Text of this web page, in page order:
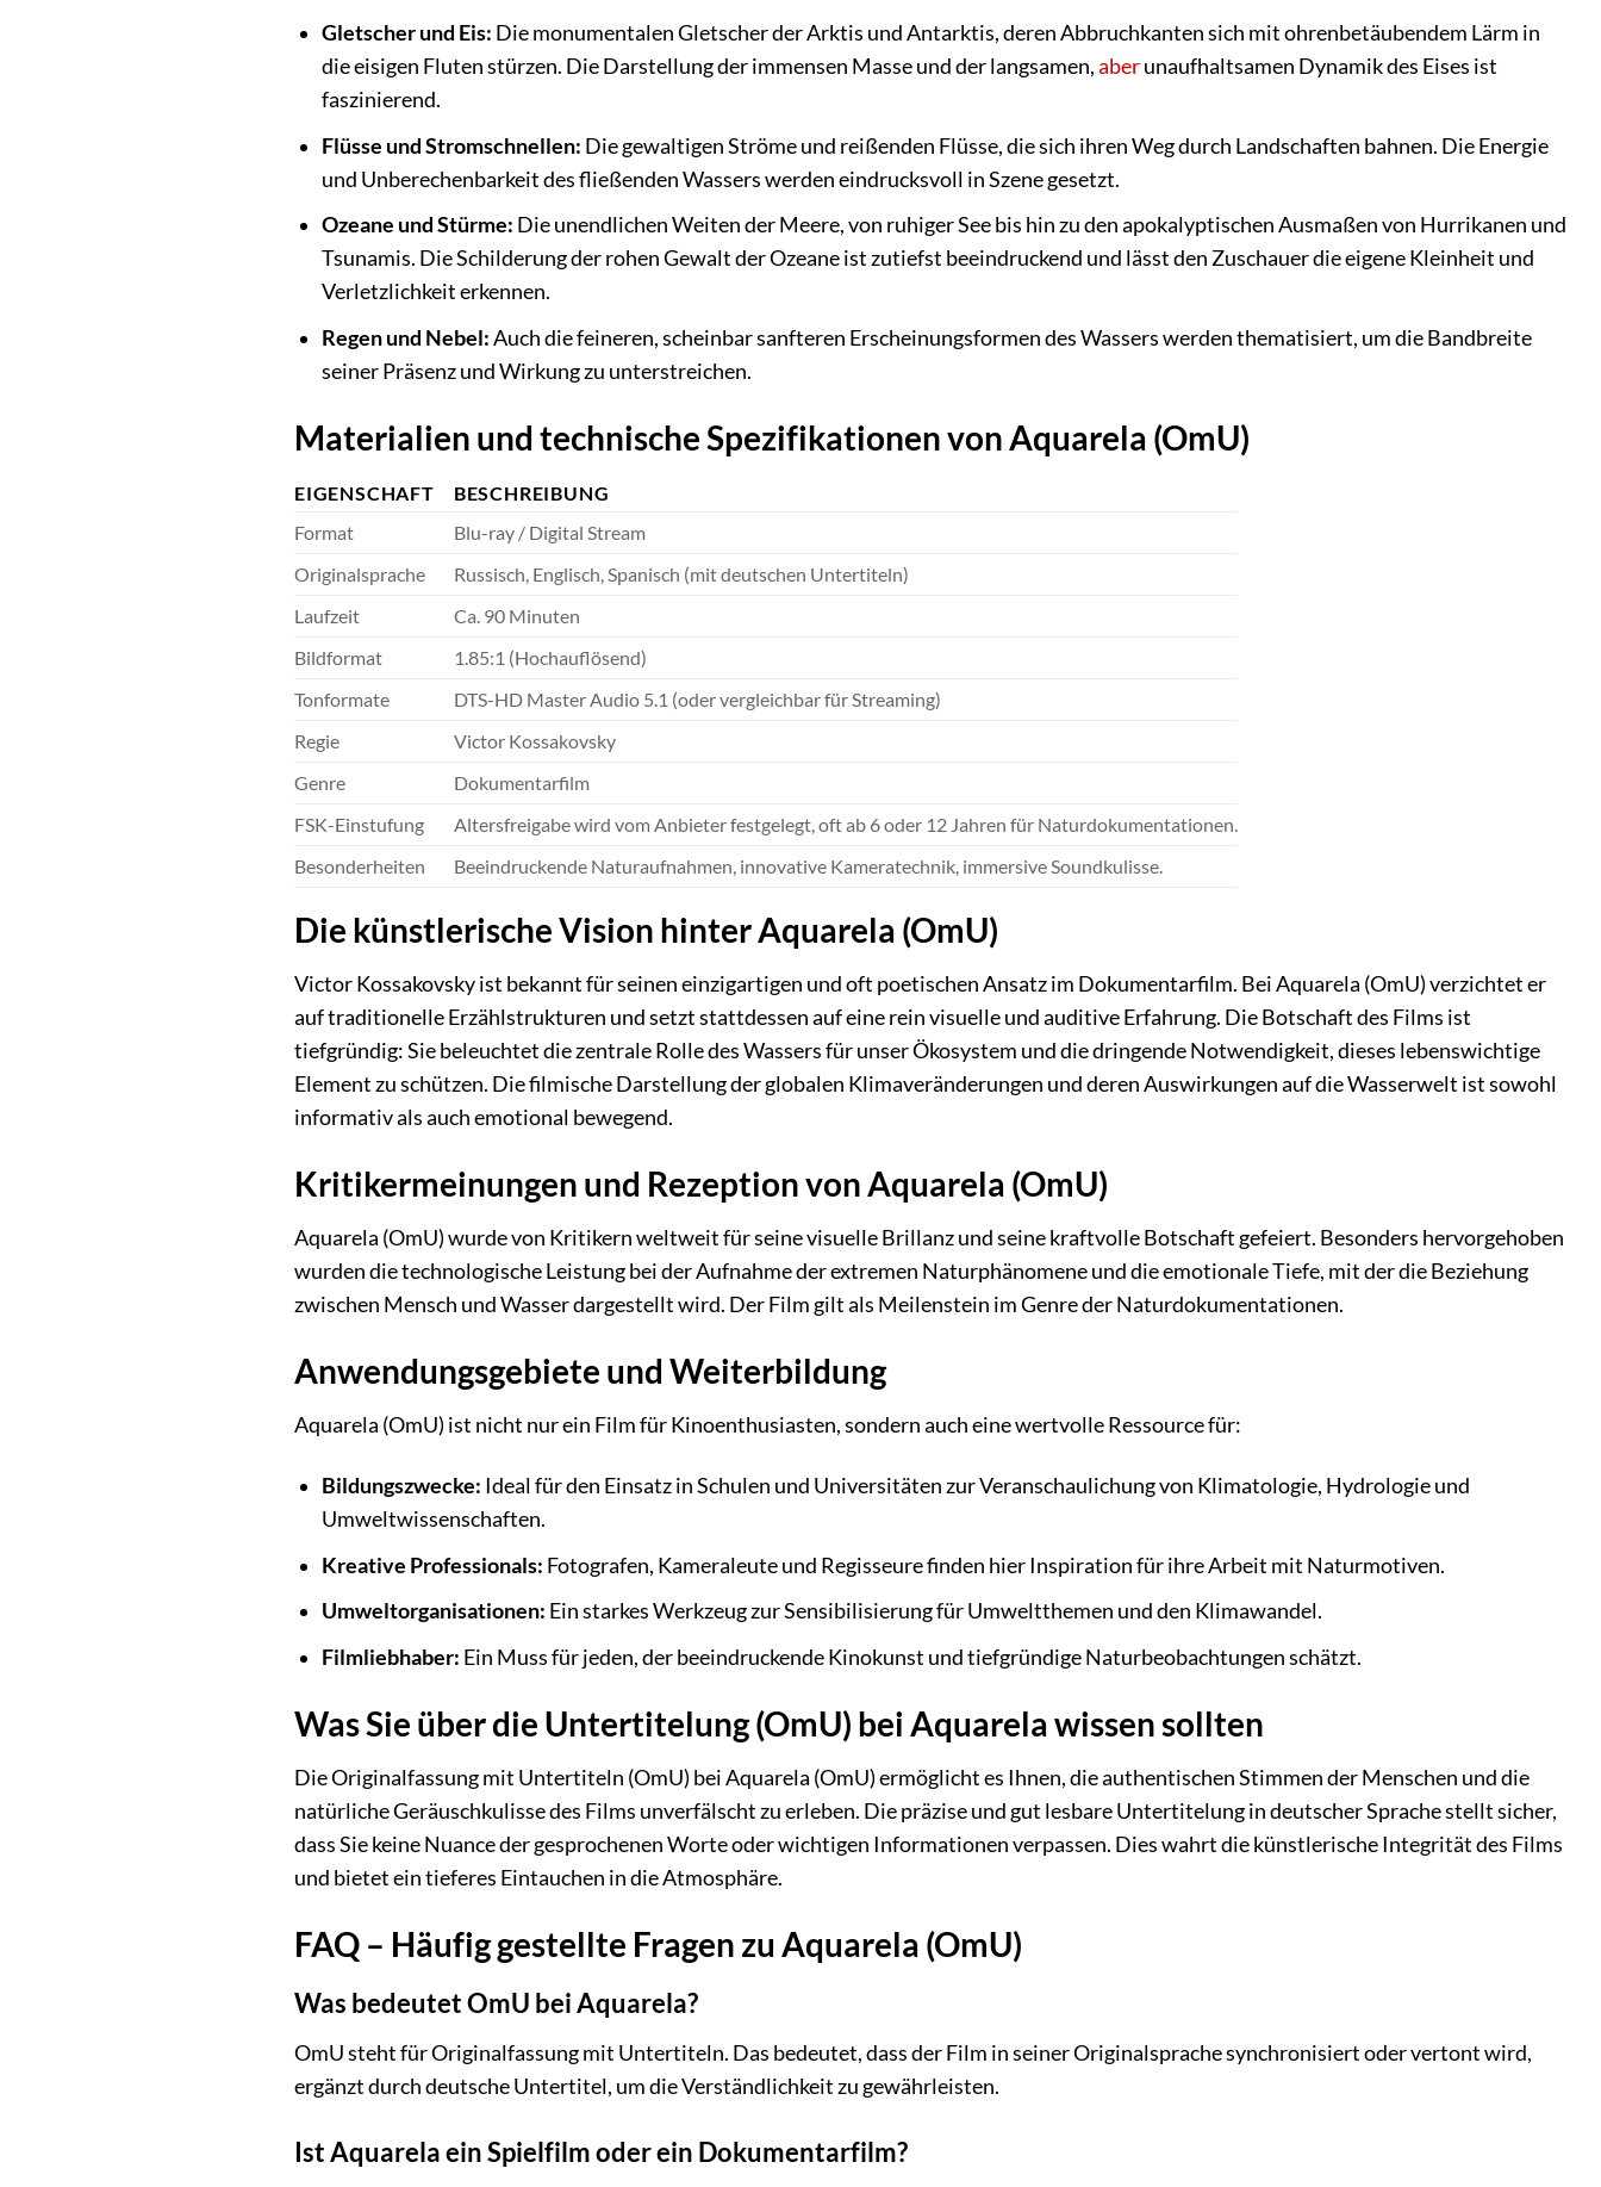
Gletscher und Eis: Die monumentalen Gletscher der Arktis und Antarktis, deren Abbruchkanten sich mit ohrenbetäubendem Lärm in
die eisigen Fluten stürzen. Die Darstellung der immensen Masse und der langsamen,aberunaufhaltsamen Dynamik des Eises ist
faszinierend.
Flüsse und Stromschnellen: Die gewaltigen Ströme und reißenden Flüsse, die sich ihren Weg durch Landschaften bahnen. Die Energie
und Unberechenbarkeit des fließenden Wassers werden eindrucksvoll in Szene gesetzt.
Ozeane und Stürme: Die unendlichen Weiten der Meere, von ruhiger See bis hin zu den apokalyptischen Ausmaßen von Hurrikanen und
Tsunamis. Die Schilderung der rohen Gewalt der Ozeane ist zutiefst beeindruckend und lässt den Zuschauer die eigene Kleinheit und
Verletzlichkeit erkennen.
Regen und Nebel:Auch die feineren, scheinbar sanfteren Erscheinungsformen des Wassers werden thematisiert, um die Bandbreite
seiner Präsenz und Wirkung zu unterstreichen.
Materialien und technische Spezifikationen von Aquarela (OmU)
EIGENSCHAFT
BESCHREIBUNG
Format
Blu-ray / Digital Stream
Originalsprache
Russisch, Englisch, Spanisch (mit deutschen Untertiteln)
Laufzeit
Ca. 90 Minuten
Bildformat
1.85:1 (Hochauflösend)
Tonformate
DTS-HD Master Audio 5.1 (oder vergleichbar für Streaming)
Regie
Victor Kossakovsky
Genre
Dokumentarfilm
FSK-Einstufung
Altersfreigabe wird vom Anbieter festgelegt, oft ab 6 oder 12 Jahren für Naturdokumentationen.
Besonderheiten
Beeindruckende Naturaufnahmen, innovative Kameratechnik, immersive Soundkulisse.
Die künstlerische Vision hinter Aquarela (OmU)
Victor Kossakovsky ist bekannt für seinen einzigartigen und oft poetischen Ansatz im Dokumentarfilm. Bei Aquarela (OmU) verzichtet er
auf traditionelle Erzählstrukturen und setzt stattdessen auf eine rein visuelle und auditive Erfahrung. Die Botschaft des Films ist
tiefgründig: Sie beleuchtet die zentrale Rolle des Wassers für unser Ökosystem und die dringende Notwendigkeit, dieses lebenswichtige
Element zu schützen. Die filmische Darstellung der globalen Klimaveränderungen und deren Auswirkungen auf die Wasserwelt ist sowohl
informativ als auch emotional bewegend.
Kritikermeinungen und Rezeption von Aquarela (OmU)
Aquarela (OmU) wurde von Kritikern weltweit für seine visuelle Brillanz und seine kraftvolle Botschaft gefeiert. Besonders hervorgehoben
wurden die technologische Leistung bei der Aufnahme der extremen Naturphänomene und die emotionale Tiefe, mit der die Beziehung
zwischen Mensch und Wasser dargestellt wird. Der Film gilt als Meilenstein im Genre der Naturdokumentationen.
Anwendungsgebiete und Weiterbildung
Aquarela (OmU) ist nicht nur ein Film für Kinoenthusiasten, sondern auch eine wertvolle Ressource für:
Bildungszwecke: Ideal für den Einsatz in Schulen und Universitäten zur Veranschaulichung von Klimatologie, Hydrologie und
Umweltwissenschaften.
Kreative Professionals: Fotografen, Kameraleute und Regisseure finden hier Inspiration für ihre Arbeit mit Naturmotiven.
Umweltorganisationen: Ein starkes Werkzeug zur Sensibilisierung für Umweltthemen und den Klimawandel.
Filmliebhaber: Ein Muss für jeden, der beeindruckende Kinokunst und tiefgründige Naturbeobachtungen schätzt.
Was Sie über die Untertitelung (OmU) bei Aquarela wissen sollten
Die Originalfassung mit Untertiteln (OmU) bei Aquarela (OmU) ermöglicht es Ihnen, die authentischen Stimmen der Menschen und die
natürliche Geräuschkulisse des Films unverfälscht zu erleben. Die präzise und gut lesbare Untertitelung in deutscher Sprache stellt sicher,
dass Sie keine Nuance der gesprochenen Worte oder wichtigen Informationen verpassen. Dies wahrt die künstlerische Integrität des Films
und bietet ein tieferes Eintauchen in die Atmosphäre.
FAQ – Häufig gestellte Fragen zu Aquarela (OmU)
Was bedeutet OmU bei Aquarela?
OmU steht für Originalfassung mit Untertiteln. Das bedeutet, dass der Film in seiner Originalsprache synchronisiert oder vertont wird,
ergänzt durch deutsche Untertitel, um die Verständlichkeit zu gewährleisten.
Ist Aquarela ein Spielfilm oder ein Dokumentarfilm?